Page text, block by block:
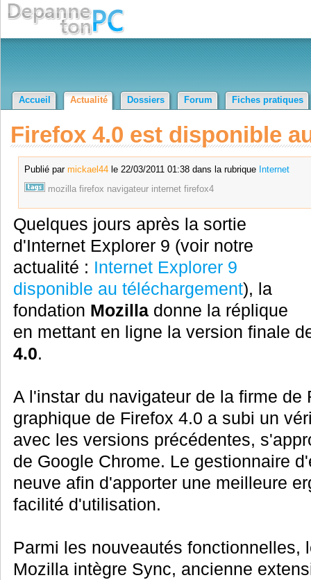
Accueil Actualité Dossiers Forum Fiches pratiques
Firefox 4.0 est disponible
Publié par mickael44le 22/03/2011 01:38 dans la rubrique Internet
mozilla firefox navigateur internet firefox4
Quelques jours après la sortie
d'Internet Explorer 9 (voir notre
actualité : Internet Explorer 9
disponible au téléchargement), la
fondation Mozilladonne la réplique
en mettant en ligne la version finale
4.0.
A l'instar du navigateur de la firme de
graphique de Firefox 4.0 a subi un
avec les versions précédentes,
de Google Chrome. Le gestionnaire
neuve afin d'apporter une meilleure
facilité d'utilisation.
Parmi les nouveautés fonctionnelles,
Mozilla intègre Sync, ancienne